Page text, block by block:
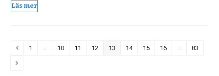
Läs mer
PreviousPage
1 Page
10 Page
11 Page
12 Page
13 Page
14 Page
15 Page
16 Page
83
Next